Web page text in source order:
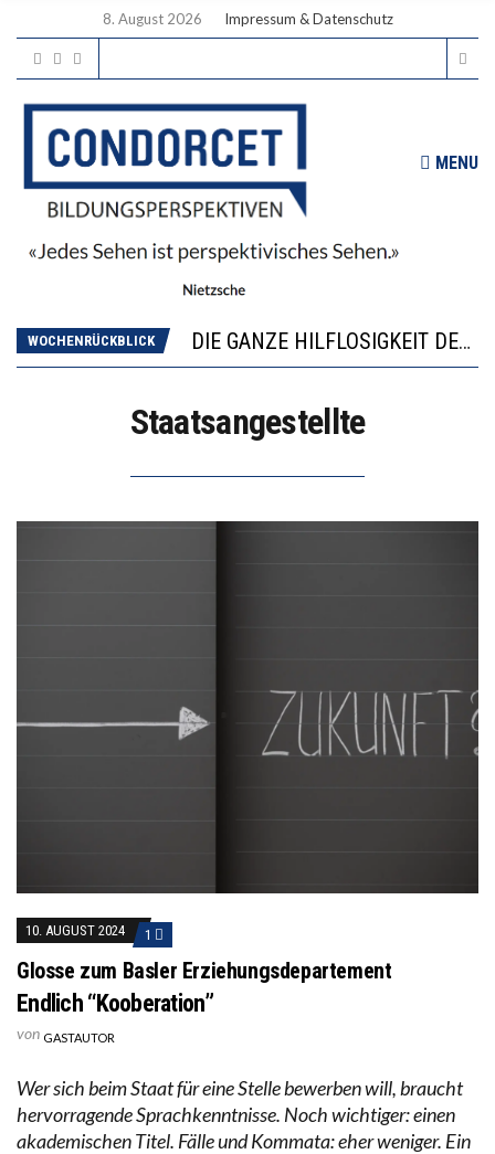
8. August 2026 Impressum & Datenschutz
MENU
WOCHENRÜCKBLICK
DIE GANZE HILFLOSIGKEIT DES BILDUNGSBÜRGERTUMS
WORAUS WÄCHST, WAS KINDER TRÄGT
Staatsangestellte
10. AUGUST 2024 1
Glosse zum Basler Erziehungsdepartement
Endlich “Kooberation”
von GASTAUTOR
Wer sich beim Staat für eine Stelle bewerben will, braucht
hervorragende Sprachkenntnisse. Noch wichtiger: einen
akademischen Titel. Fälle und Kommata: eher weniger. Ein